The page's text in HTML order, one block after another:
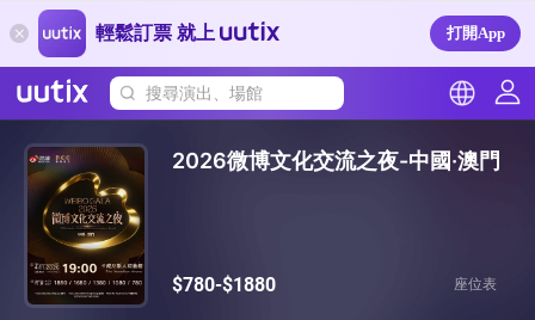
輕鬆訂票 就上 打開App
搜尋演出、場館
2026微博文化交流之夜-中國·澳門
$780-$1880 座位表